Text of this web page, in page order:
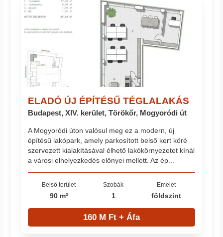
ELADÓ ÚJ ÉPÍTÉSŰ TÉGLALAKÁS
Budapest, XIV. kerület, Törökőr, Mogyoródi út
A Mogyoródi úton valósul meg ez a modern, új
építésű lakópark, amely parkosított belső kert köré
szervezett kialakításával élhető lakókörnyezetet kínál
a városi elhelyezkedés előnyei mellett. Az ép...
Belső terület
90 m²
Szobák
1
Emelet
földszint
160 M Ft + Áfa